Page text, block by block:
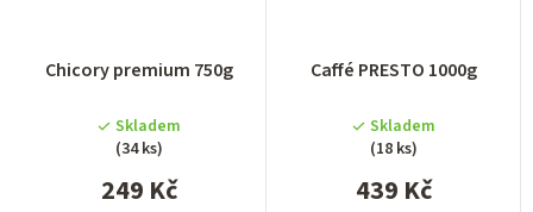
Chicory premium 750g
hodnocení
je
5,0
z
Skladem
(34 ks)
249 Kč
Caffé PRESTO 1000g
Skladem
(18 ks)
439 Kč